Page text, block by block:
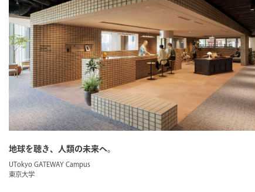
地球を聴き、人類の未来へ。
UTokyo GATEWAY Campus
東京大学